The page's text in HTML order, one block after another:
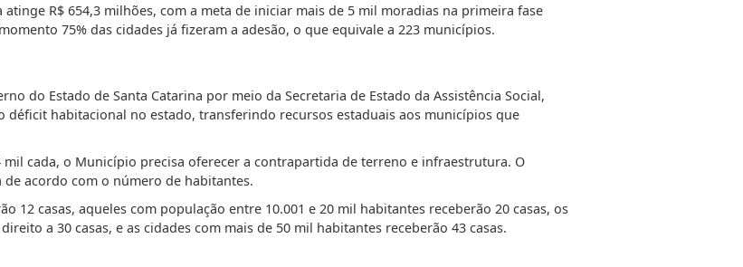
R$ 654,3 milhões, com a meta de iniciar mais de 5 mil moradias na primeira fase
75% das cidades já fizeram a adesão, o que equivale a 223 municípios.
do Estado de Santa Catarina por meio da Secretaria de Estado da Assistência Social,
déficit habitacional no estado, transferindo recursos estaduais aos municípios que
mil cada, o Município precisa oferecer a contrapartida de terreno e infraestrutura. O
acordo com o número de habitantes.
12 casas, aqueles com população entre 10.001 e 20 mil habitantes receberão 20 casas, os
a 30 casas, e as cidades com mais de 50 mil habitantes receberão 43 casas.